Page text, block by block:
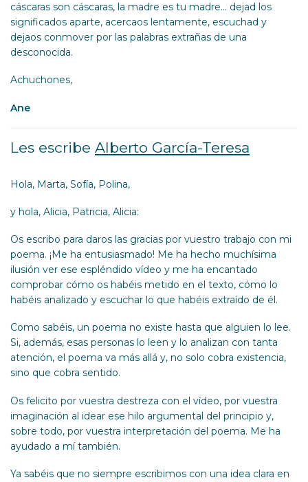
cáscaras son cáscaras, la madre es tu madre… dejad los
significados aparte, acercaos lentamente, escuchad y
dejaos conmover por las palabras extrañas de una
desconocida.
Achuchones,
Ane
Les escribe Alberto García-Teresa
Hola, Marta, Sofía, Polina,
y hola, Alicia, Patricia, Alicia:
Os escribo para daros las gracias por vuestro trabajo con mi
poema. ¡Me ha entusiasmado! Me ha hecho muchísima
ilusión ver ese espléndido vídeo y me ha encantado
comprobar cómo os habéis metido en el texto, cómo lo
habéis analizado y escuchar lo que habéis extraído de él.
Como sabéis, un poema no existe hasta que alguien lo lee.
Si, además, esas personas lo leen y lo analizan con tanta
atención, el poema va más allá y, no solo cobra existencia,
sino que cobra sentido.
Os felicito por vuestra destreza con el vídeo, por vuestra
imaginación al idear ese hilo argumental del principio y,
sobre todo, por vuestra interpretación del poema. Me ha
ayudado a mí también.
Ya sabéis que no siempre escribimos con una idea clara en